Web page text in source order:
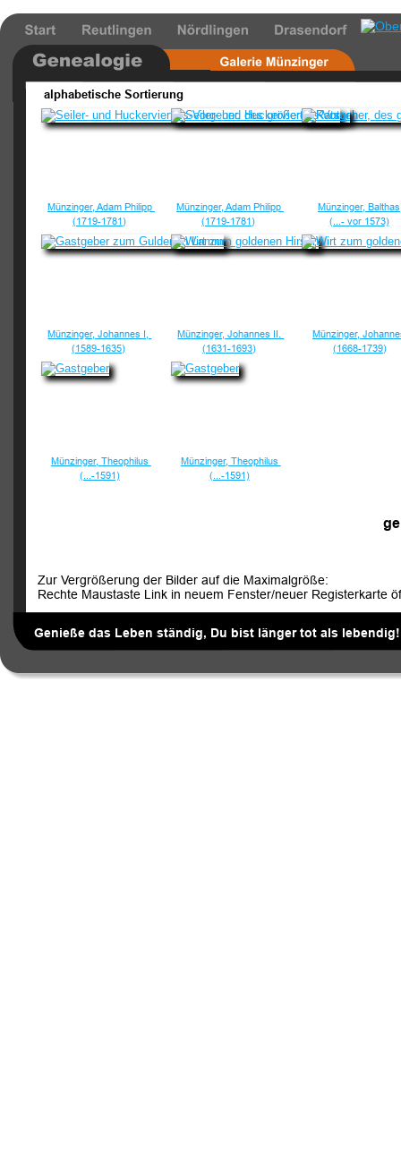
Zur Vergrößerung der Bilder auf die Maximalgröße:
Rechte Maustaste Link in neuem Fenster/neuer Registerkarte
Genieße das Leben ständig, Du bist länger tot als lebendig!
Münzinger, Theophilus
(...-1591)
Münzinger, Johannes I,
(1589-1635)
Münzinger, Theophilus
(...-1591)
Münzinger, Johannes II.
(1631-1693)
Münzinger,
(1668-1739)
Münzinger, Adam Philipp
(1719-1781)
Münzinger, Adam Philipp
(1719-1781)
Münzinger, Balthas
(...- vor 1573)
g
alphabetische Sortierung